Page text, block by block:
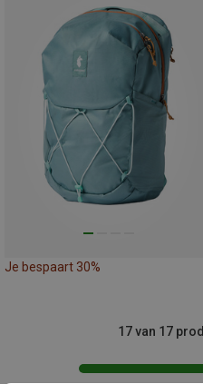
Je bespaart 30%
17 van 17